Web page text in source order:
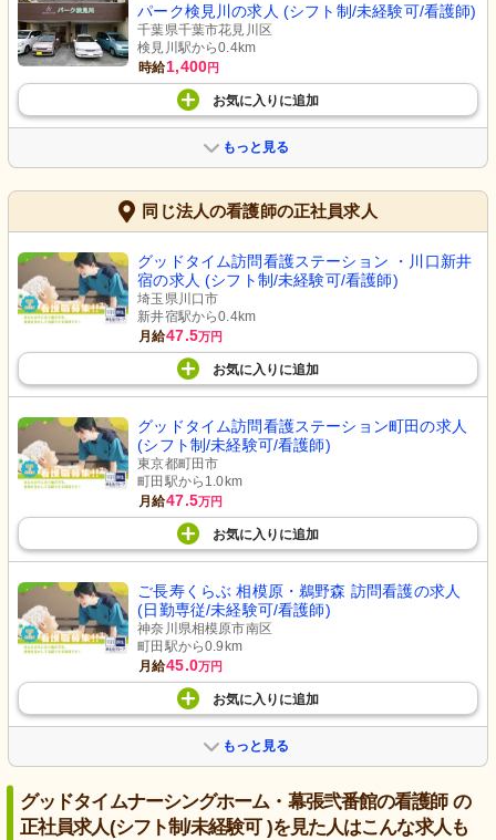
パーク検見川の求人 (シフト制/未経験可/看護師)
千葉県千葉市花見川区
検見川駅から0.4km
時給1,400円
お気に入り に追加
もっと見る
同じ法人の看護師の正社員求人
グッドタイム訪問看護ステーション ・川口新井
宿の求人 (シフト制/未経験可/看護師)
埼玉県川口市
新井宿駅から0.4km
月給47.5万円
お気に入り に追加
グッドタイム訪問看護ステーション町田の求人
(シフト制/未経験可/看護師)
東京都町田市
町田駅から1.0km
月給47.5万円
お気に入り に追加
ご長寿くらぶ 相模原・鵜野森 訪問看護の求人
(日勤専従/未経験可/看護師)
神奈川県相模原市南区
町田駅から0.9km
月給45.0万円
お気に入り に追加
もっと見る
グッドタイムナーシングホーム・幕張弐番館の看護師 の
正社員求人(シフト制/未経験可 )を見た人はこんな求人も